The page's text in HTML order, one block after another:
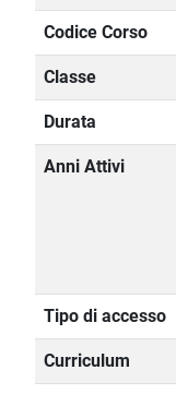
Codice Corso
Classe
Durata
Anni Attivi
Tipo di accesso
Curriculum